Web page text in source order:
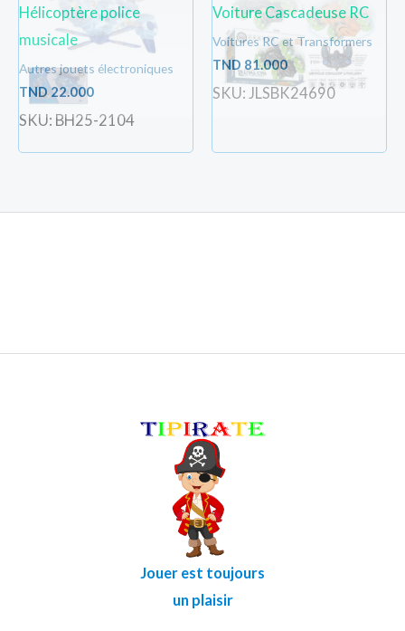
Hélicoptère police
musicale
Autres jouets électroniques
TND22.000
SKU: BH25-2104
Voiture Cascadeuse RC
Voitures RC et Transformers
TND 81.000
SKU: JLSBK24690
Jouer est toujours
un plaisir